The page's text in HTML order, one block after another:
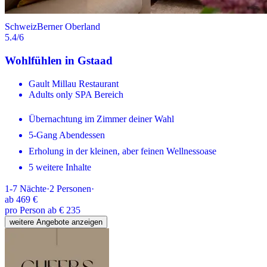
SchweizBerner Oberland
5.4/6
Wohlfühlen in Gstaad
Gault Millau Restaurant
Adults only SPA Bereich
Übernachtung im Zimmer deiner Wahl
5-Gang Abendessen
Erholung in der kleinen, aber feinen Wellnessoase
5 weitere Inhalte
1-7 Nächte·2 Personen·
ab 469 €
pro Person ab € 235
weitere Angebote anzeigen